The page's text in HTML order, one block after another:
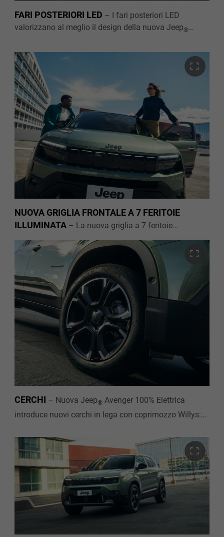
FARI POSTERIORI LED – I fari posteriori LED
valorizzano al meglio il design della nuova Jeep®
condizione atmosferica, aggiungendo un tocco
moderno, unico e riconoscibile, sia di giorno che di
notte.
NUOVA GRIGLIA FRONTALE A 7 FERITOIE
ILLUMINATA – La nuova griglia a 7 feritoie
Avenger: una linea luminosa distintiva che rende unico
il design del frontale, rafforzando l’identità Jeep
rendendo il SUV compatto 100% elettrico
immediatamente riconoscibile su ogni strada.
CERCHI – Nuova Jeep® Avenger 100% Elettrica
introduce nuovi cerchi in lega con coprimozzo Willys:
Jeep ® .